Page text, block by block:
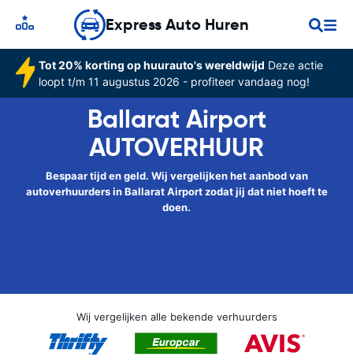
Express Auto Huren
Tot 20% korting op huurauto's wereldwijd Deze actie
loopt t/m 11 augustus 2026 - profiteer vandaag nog!
Ballarat Airport
AUTOVERHUUR
Bespaar tijd en geld. Wij vergelijken het aanbod van
autoverhuurders in Ballarat Airport zodat jij dat niet hoeft te
doen.
Wij vergelijken alle bekende verhuurders